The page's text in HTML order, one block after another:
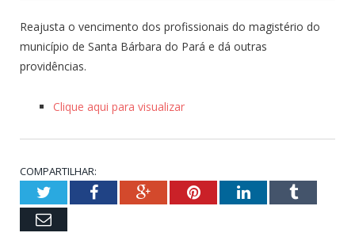
Reajusta o vencimento dos profissionais do magistério do
município de Santa Bárbara do Pará e dá outras
providências.
Clique aqui para visualizar
COMPARTILHAR:
TwitterFacebookGoogle+PinterestLinkedInTumblr
Email